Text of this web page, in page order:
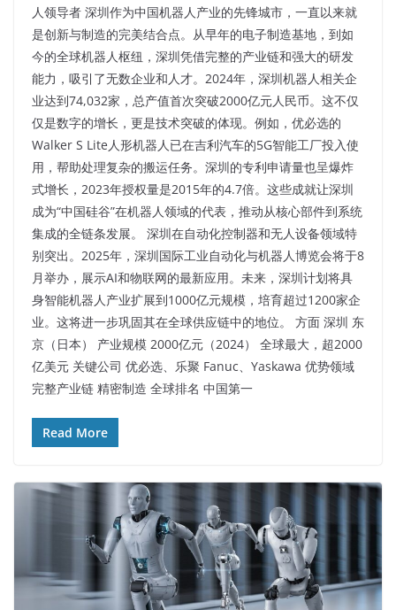
人领导者 深圳作为中国机器人产业的先锋城市，一直以来就
是创新与制造的完美结合点。从早年的电子制造基地，到如
今的全球机器人枢纽，深圳凭借完整的产业链和强大的研发
能力，吸引了无数企业和人才。2024年，深圳机器人相关企
业达到74,032家，总产值首次突破2000亿元人民币。这不仅
仅是数字的增长，更是技术突破的体现。例如，优必选的
Walker S Lite人形机器人已在吉利汽车的5G智能工厂投入使
用，帮助处理复杂的搬运任务。深圳的专利申请量也呈爆炸
式增长，2023年授权量是2015年的4.7倍。这些成就让深圳
成为“中国硅谷”在机器人领域的代表，推动从核心部件到系统
集成的全链条发展。 深圳在自动化控制器和无人设备领域特
别突出。2025年，深圳国际工业自动化与机器人博览会将于8
月举办，展示AI和物联网的最新应用。未来，深圳计划将具
身智能机器人产业扩展到1000亿元规模，培育超过1200家企
业。这将进一步巩固其在全球供应链中的地位。 方面 深圳 东
京（日本） 产业规模 2000亿元（2024） 全球最大，超2000
亿美元 关键公司 优必选、乐聚 Fanuc、Yaskawa 优势领域
完整产业链 精密制造 全球排名 中国第一
Read More